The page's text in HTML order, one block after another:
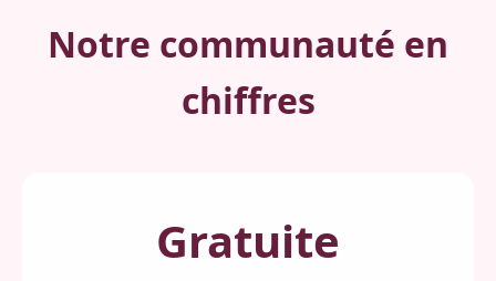
Notre communauté en
chiffres
Gratuite